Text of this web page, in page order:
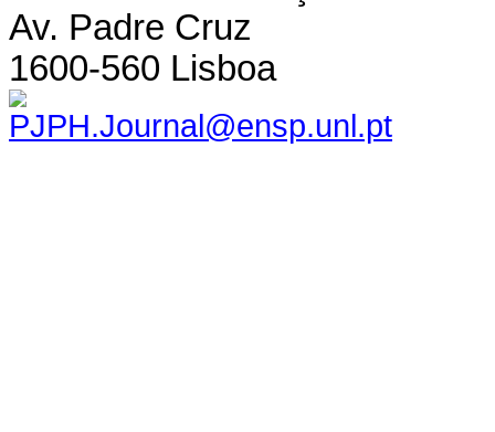
Av. Padre Cruz
1600-560 Lisboa
PJPH.Journal@ensp.unl.pt